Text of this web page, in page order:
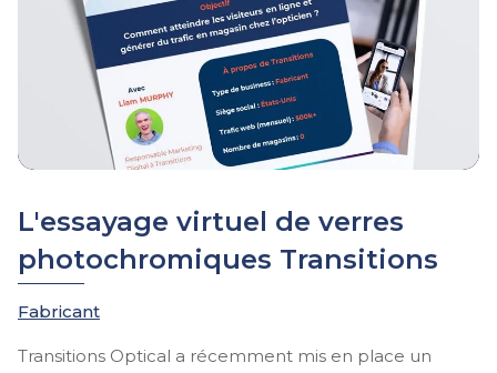
L'essayage virtuel de verres
photochromiques Transitions
Fabricant
Transitions Optical a récemment mis en place un